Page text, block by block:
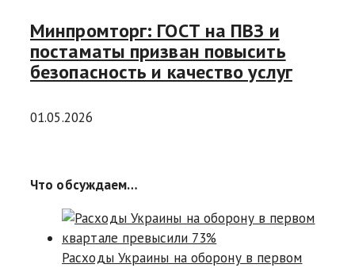
Минпромторг: ГОСТ на ПВЗ и
постаматы призван повысить
безопасность и качество услуг
01.05.2026
Что обсуждаем…
Расходы Украины на оборону в первом